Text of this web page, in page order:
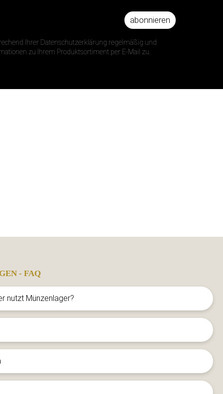
abonnieren
Ihrer Datenschutzerklärung regelmäßig und
zu Ihrem Produktsortiment per E-Mail zu.
- FAQ
nutzt Münzenlager?